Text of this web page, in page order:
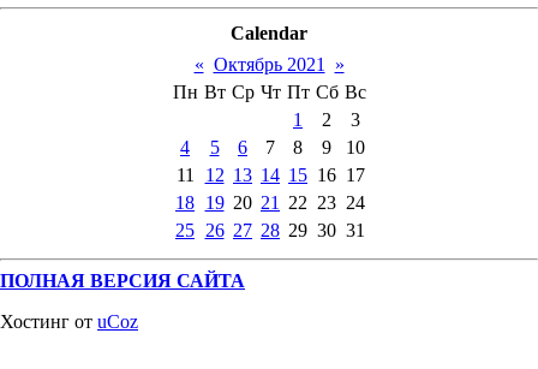
Calendar
« Октябрь 2021
»
Пн Вт Ср Чт Пт Сб Вс
1
2
3
4
5 6 7 8 9
10
11
12 13 14 15 16 17
18 19 20 21 22 23 24
25 26 27 28 29 30 31
ПОЛНАЯ ВЕРСИЯ САЙТА
Хостинг от uCoz